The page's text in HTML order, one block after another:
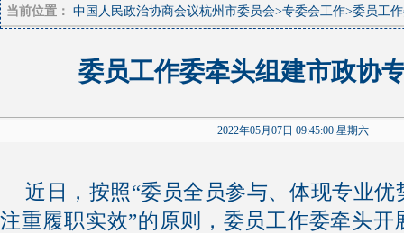
当前位置： 中国人民政治协商会议杭州市委员会>专委会工作>委员工
委员工作委牵头组建市政协
2022年05月07日 09:45:00 星期六
近日，按照“委员全员参与、体现专业
注重履职实效”的原则，委员工作委牵头开